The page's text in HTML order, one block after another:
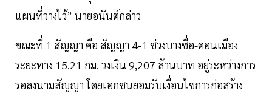
แผนที่วางไว้” นายอนันต์กล่าว
ขณะที่ 1 สัญญา คือ สัญญา 4-1 ช่วงบางซื่อ-ดอนเมือง
ระยะทาง 15.21 กม. วงเงิน 9,207 ล้านบาท อยู่ระหว่างการ
รอลงนามสัญญา โดยเอกชนยอมรับเงื่อนไขการก่อสร้าง